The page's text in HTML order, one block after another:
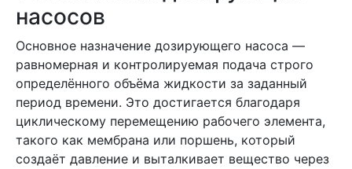
насосов
Основное назначение дозирующего насоса —
равномерная и контролируемая подача строго
определённого объёма жидкости за заданный
период времени. Это достигается благодаря
циклическому перемещению рабочего элемента,
такого как мембрана или поршень, который
создаёт давление и выталкивает вещество через